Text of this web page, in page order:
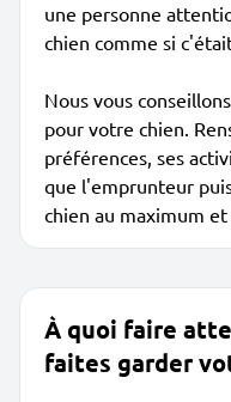
une personne
chien comme si
Nous vous
pour votre chien.
préférences, ses
que l'emprunteur
chien au maximum
À quoi faire
faites garder